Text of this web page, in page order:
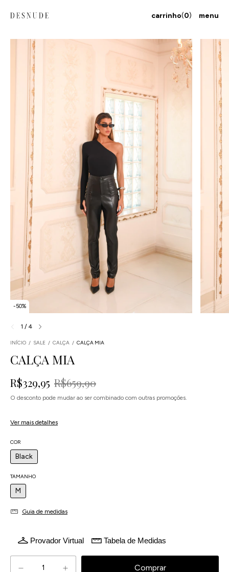
menu
carrinho(0)
-50%
1 / 4
INÍCIO / SALE / CALÇA / CALÇA MIA
CALÇA MIA
R$329,95 R$659,90
O desconto pode mudar ao ser combinado com outras promoções.
Ver mais detalhes
COR
Black
TAMANHO
M
Guia de medidas
Provador Virtual Tabela de Medidas